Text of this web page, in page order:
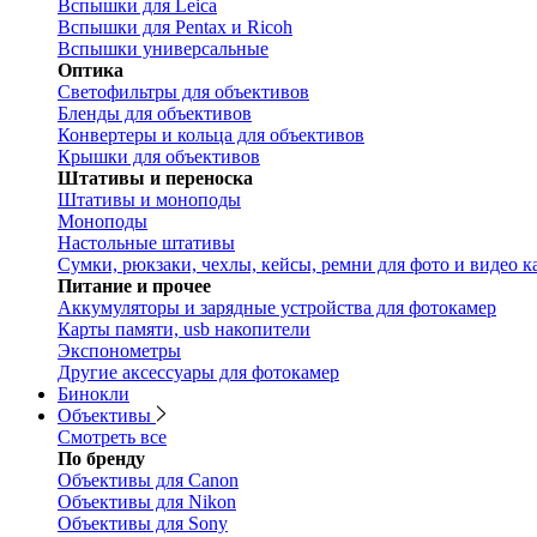
Вспышки для Leica
Вспышки для Pentax и Ricoh
Вспышки универсальные
Оптика
Светофильтры для объективов
Бленды для объективов
Конвертеры и кольца для объективов
Крышки для объективов
Штативы и переноска
Штативы и моноподы
Моноподы
Настольные штативы
Сумки, рюкзаки, чехлы, кейсы, ремни для фото и видео
Питание и прочее
Аккумуляторы и зарядные устройства для фотокамер
Карты памяти, usb накопители
Экспонометры
Другие аксессуары для фотокамер
Бинокли
Объективы
Смотреть все
По бренду
Объективы для Canon
Объективы для Nikon
Объективы для Sony